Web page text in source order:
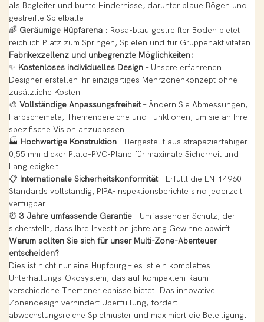
als Begleiter und bunte Hindernisse, darunter blaue Bögen und
gestreifte Spielbälle
🌈 Geräumige Hüpfarena : Rosa-blau gestreifter Boden bietet
reichlich Platz zum Springen, Spielen und für Gruppenaktivitäten
Fabrikexzellenz und unbegrenzte Möglichkeiten:
✨ Kostenloses individuelles Design – Unsere erfahrenen
Designer erstellen Ihr einzigartiges Mehrzonenkonzept ohne
zusätzliche Kosten
🎨 Vollständige Anpassungsfreiheit– Ändern Sie Abmessungen,
Farbschemata, Themenbereiche und Funktionen, um sie an Ihre
spezifische Vision anzupassen
🏭 Hochwertige Konstruktion – Hergestellt aus strapazierfähiger
0,55 mm dicker Plato-PVC-Plane für maximale Sicherheit und
Langlebigkeit
📋 Internationale Sicherheitskonformität– Erfüllt die EN-14960-
Standards vollständig, PIPA-Inspektionsberichte sind jederzeit
verfügbar
⏰ 3 Jahre umfassende Garantie – Umfassender Schutz, der
sicherstellt, dass Ihre Investition jahrelang Gewinne abwirft
Warum sollten Sie sich für unser Multi-Zone-Abenteuer
entscheiden?
Dies ist nicht nur eine Hüpfburg – es ist ein komplettes
Unterhaltungs-Ökosystem, das auf kompaktem Raum
verschiedene Themenerlebnisse bietet. Das innovative
Zonendesign verhindert Überfüllung, fördert
abwechslungsreiche Spielmuster und maximiert die Beteiligung.